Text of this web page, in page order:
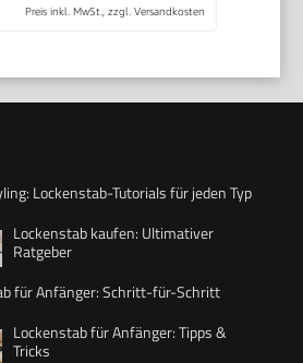
Preis inkl. MwSt., zzgl. Versandkosten
Lockenstab-Tutorials für jeden Typ
Lockenstab kaufen: Ultimativer
Ratgeber
für Anfänger: Schritt-für-Schritt
Lockenstab für Anfänger: Tipps &
Tricks